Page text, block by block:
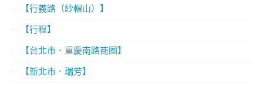
【行義路（紗帽山）】
【行程】
【台北市．重慶南路商圈】
【新北市．瑞芳】